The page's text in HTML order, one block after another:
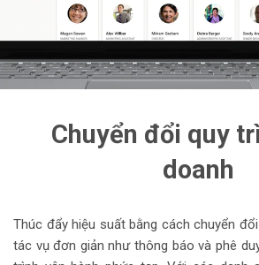
Chuyển đổi quy
doanh
Thúc đẩy hiệu suất bằng cách chuyển
tác vụ đơn giản như thông báo và phê